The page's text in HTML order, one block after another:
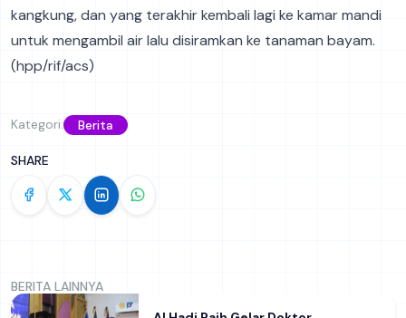
kangkung, dan yang terakhir kembali lagi ke kamar mandi
untuk mengambil air lalu disiramkan ke tanaman bayam.
(hpp/rif/acs)
Kategori: Berita
SHARE
BERITA LAINNYA